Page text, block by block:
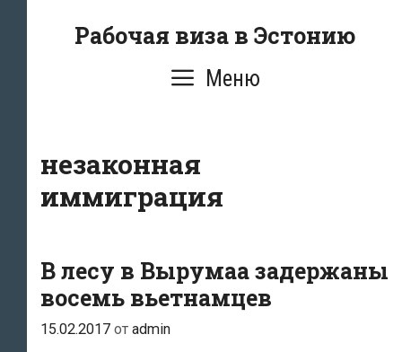
Рабочая виза в Эстонию
Меню
незаконная
иммиграция
В лесу в Вырумаа задержаны
восемь вьетнамцев
15.02.2017 от admin